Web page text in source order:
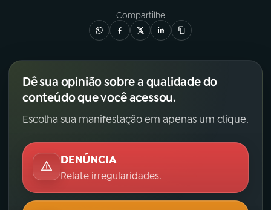
Compartilhe
Dê sua opinião sobre a qualidade do
conteúdo que você acessou.
Escolha sua manifestação em apenas um clique.
DENÚNCIA
Relate irregularidades.